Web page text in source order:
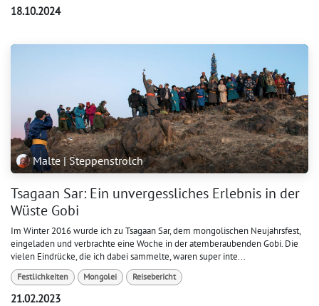
18.10.2024
Malte | Steppenstrolch
Tsagaan Sar: Ein unvergessliches Erlebnis in der
Wüste Gobi
Im Winter 2016 wurde ich zu Tsagaan Sar, dem mongolischen Neujahrsfest,
eingeladen und verbrachte eine Woche in der atemberaubenden Gobi. Die
vielen Eindrücke, die ich dabei sammelte, waren super inte...
Festlichkeiten Mongolei Reisebericht
21.02.2023